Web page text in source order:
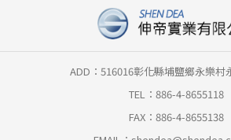
ADD：516016彰化縣埔鹽鄉永樂村
TEL：886-4-8655118
FAX：886-4-8655138